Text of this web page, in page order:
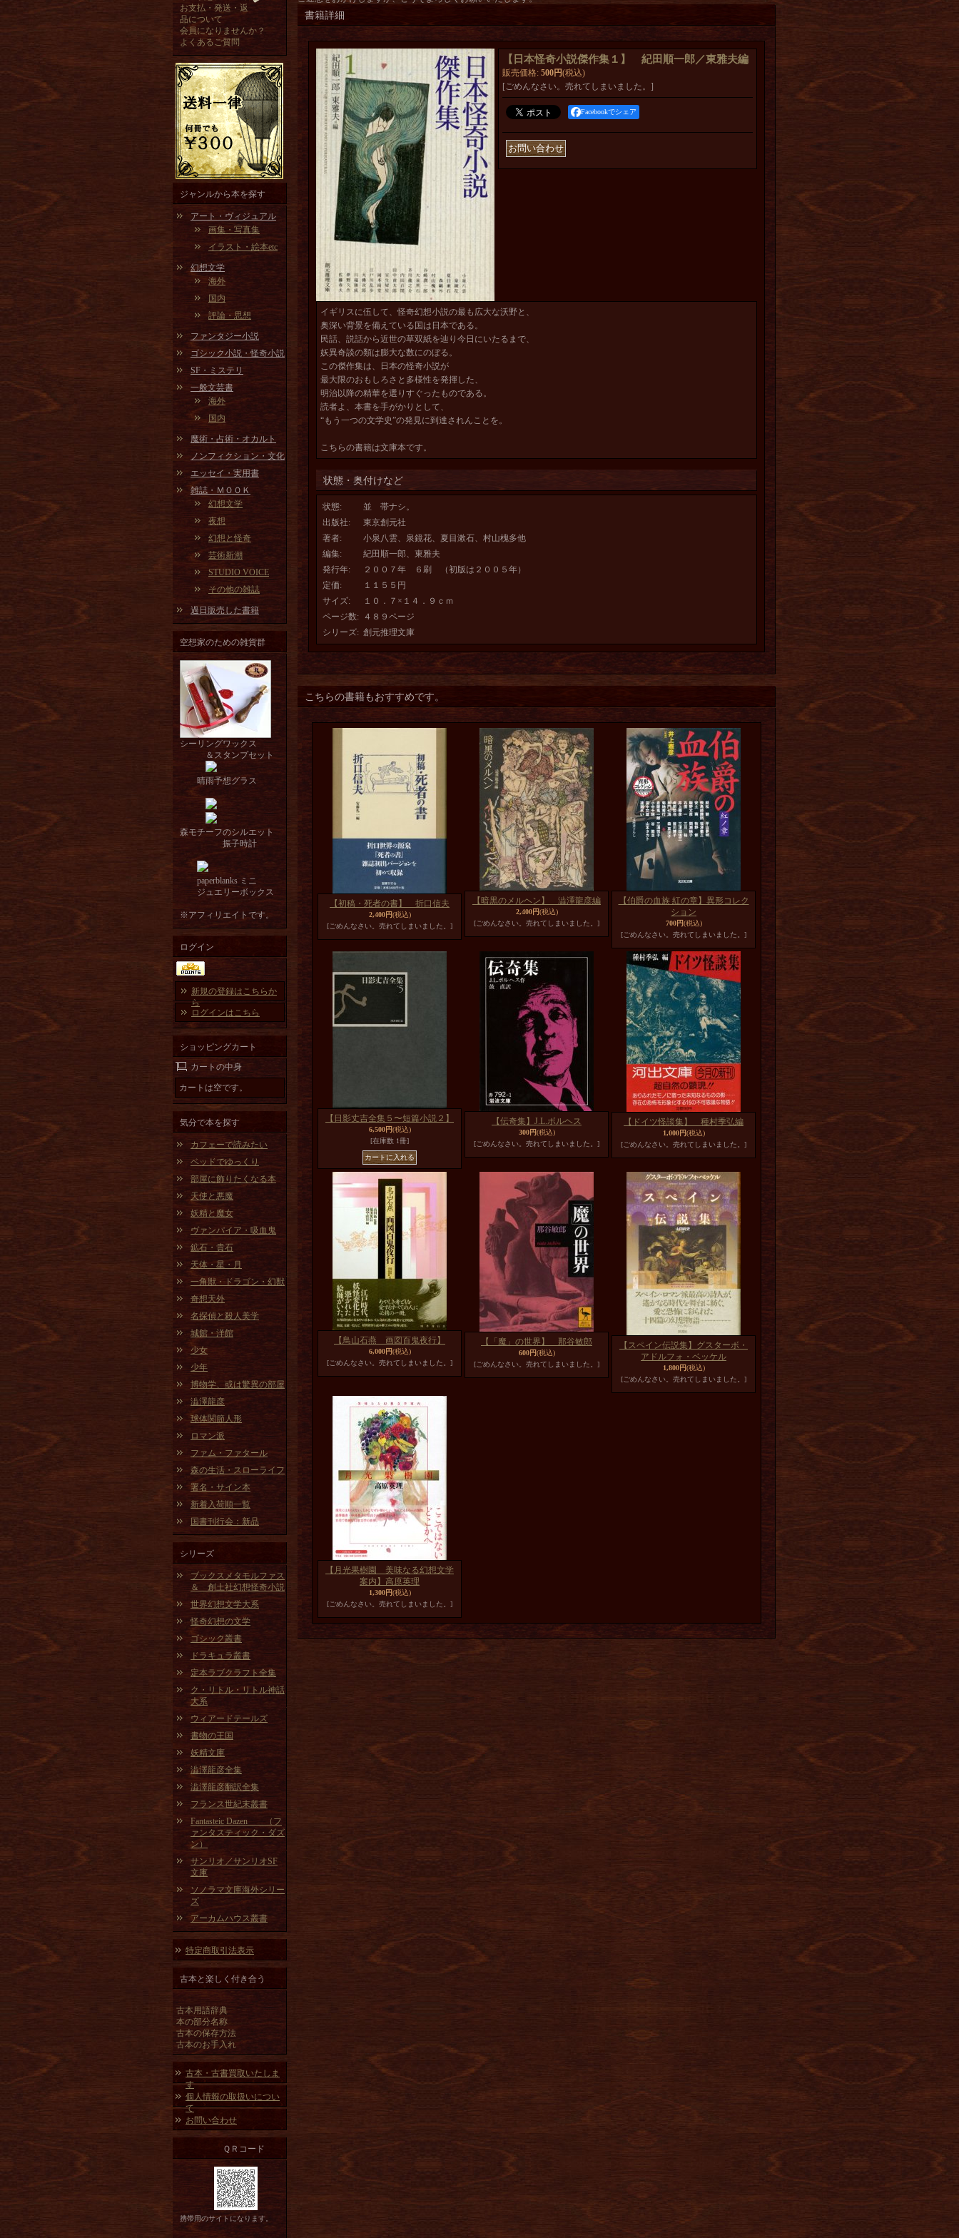
お支払・発送・返
品について
会員になりませんか？
よくあるご質問
ジャンルから本を探す
アート・ヴィジュアル
画集・写真集
イラスト・絵本etc
幻想文学
海外
国内
評論・思想
ファンタジー小説
ゴシック小説・怪奇小説
SF・ミステリ
一般文芸書
海外
国内
魔術・占術・オカルト
ノンフィクション・文化
エッセイ・実用書
雑誌・ＭＯＯＫ
幻想文学
夜想
幻想と怪奇
芸術新潮
STUDIO VOICE
その他の雑誌
過日販売した書籍
空想家のための雑貨群
シーリングワックス
＆スタンプセット
晴雨予想グラス
森モチーフのシルエット
振子時計
paperblanks ミニ
ジュエリーボックス
※アフィリエイトです。
ログイン
新規の登録はこちらか
ら
ログインはこちら
ショッピングカート
カートの中身
カートは空です。
気分で本を探す
カフェーで読みたい
ベッドでゆっくり
部屋に飾りたくなる本
天使と悪魔
妖精と魔女
ヴァンパイア・吸血鬼
鉱石・貴石
天体・星・月
一角獣・ドラゴン・幻獣
奇想天外
名探偵と殺人美学
城館・洋館
少女
少年
博物学、或は驚異の部屋
澁澤龍彦
球体関節人形
ロマン派
ファム・ファタール
森の生活・スローライフ
署名・サイン本
新着入荷順一覧
国書刊行会：新品
シリーズ
ブックスメタモルファス
＆ 創土社幻想怪奇小説
世界幻想文学大系
怪奇幻想の文学
ゴシック叢書
ドラキュラ叢書
定本ラブクラフト全集
ク・リトル・リトル神話
大系
ウィアードテールズ
書物の王国
妖精文庫
澁澤龍彦全集
澁澤龍彦翻訳全集
フランス世紀末叢書
Fantasteic Dazen （フ
ァンタスティック・ダズ
ン）
サンリオ／サンリオSF
文庫
ソノラマ文庫海外シリー
ズ
アーカムハウス叢書
特定商取引法表示
古本と楽しく付き合う
古本用語辞典
本の部分名称
古本の保存方法
古本のお手入れ
古本・古書買取いたしま
す
個人情報の取扱いについ
て
お問い合わせ
ＱＲコード
携帯用のサイトになります。
書籍詳細
【日本怪奇小説傑作集１】 紀田順一郎／東雅夫編
販売価格: 500円(税込)
[ごめんなさい。売れてしまいました。]
Facebookでシェア
イギリスに伍して、怪奇幻想小説の最も広大な沃野と、
奥深い背景を備えている国は日本である。
民話、説話から近世の草双紙を辿り今日にいたるまで、
妖異奇談の類は膨大な数にのぼる。
この傑作集は、日本の怪奇小説が
最大限のおもしろさと多様性を発揮した、
明治以降の精華を選りすぐったものである。
読者よ、本書を手がかりとして、
“もう一つの文学史”の発見に到達されんことを。
こちらの書籍は文庫本です。
状態・奥付けなど
状態:
並 帯ナシ。
出版社:
東京創元社
著者:
小泉八雲、泉鏡花、夏目漱石、村山槐多他
編集:
紀田順一郎、東雅夫
発行年:
２００７年 ６刷 （初版は２００５年）
定価:
１１５５円
サイズ:
１０．７×１４．９ｃｍ
ページ数:
４８９ページ
シリーズ: 創元推理文庫
こちらの書籍もおすすめです。
【初稿・死者の書】 折口信夫
2,400円(税込)
[ごめんなさい。売れてしまいました。]
【暗黒のメルヘン】 澁澤龍彦編
2,400円(税込)
[ごめんなさい。売れてしまいました。]
【伯爵の血族 紅の章】異形コレク
ション
700円(税込)
[ごめんなさい。売れてしまいました。]
【日影丈吉全集５〜短篇小説２】
6,500円(税込)
[在庫数 1冊]
【伝奇集】J.L.ボルヘス
300円(税込)
[ごめんなさい。売れてしまいました。]
【ドイツ怪談集】 種村季弘編
1,000円(税込)
[ごめんなさい。売れてしまいました。]
【鳥山石燕 画図百鬼夜行】
6,000円(税込)
[ごめんなさい。売れてしまいました。]
【「魔」の世界】 那谷敏郎
600円(税込)
[ごめんなさい。売れてしまいました。]
【スペイン伝説集】グスターボ・
アドルフォ・ベッケル
1,800円(税込)
[ごめんなさい。売れてしまいました。]
【月光果樹園 美味なる幻想文学
案内】高原英理
1,300円(税込)
[ごめんなさい。売れてしまいました。]